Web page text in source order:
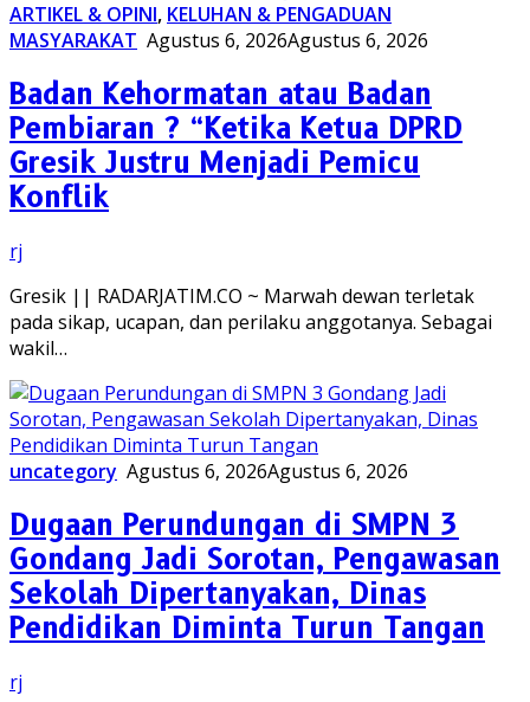
ARTIKEL & OPINI, KELUHAN & PENGADUAN
MASYARAKAT Agustus 6, 2026Agustus 6, 2026
Badan Kehormatan atau Badan
Pembiaran ? “Ketika Ketua DPRD
Gresik Justru Menjadi Pemicu
Konflik
rj
Gresik || RADARJATIM.CO ~ Marwah dewan terletak
pada sikap, ucapan, dan perilaku anggotanya. Sebagai
wakil…
uncategory Agustus 6, 2026Agustus 6, 2026
Dugaan Perundungan di SMPN 3
Gondang Jadi Sorotan, Pengawasan
Sekolah Dipertanyakan, Dinas
Pendidikan Diminta Turun Tangan
rj